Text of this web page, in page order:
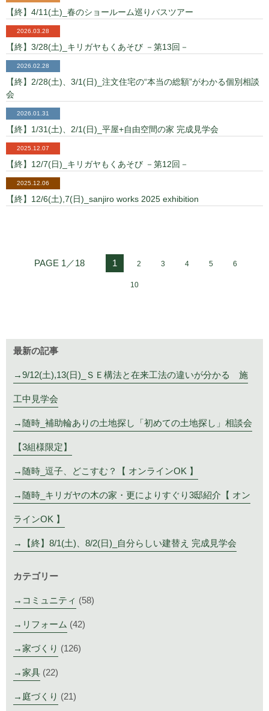
【終】4/11(土)_春のショールーム巡りバスツアー
2026.03.28
【終】3/28(土)_キリガヤもくあそび －第13回－
2026.02.28
【終】2/28(土)、3/1(日)_注文住宅の“本当の総額”がわかる個別相談
会
2026.01.31
【終】1/31(土)、2/1(日)_平屋+自由空間の家 完成見学会
2025.12.07
【終】12/7(日)_キリガヤもくあそび －第12回－
2025.12.06
【終】12/6(土),7(日)_sanjiro works 2025 exhibition
PAGE 1／18 1 2 3 4 5 6
10
最新の記事
9/12(土),13(日)_ＳＥ構法と在来工法の違いが分かる 施
工中見学会
随時_補助輪ありの土地探し「初めての土地探し」相談会
【3組様限定】
随時_逗子、どこすむ？【 オンラインOK 】
随時_キリガヤの木の家・更によりすぐり3邸紹介【 オン
ラインOK 】
【終】8/1(土)、8/2(日)_自分らしい建替え 完成見学会
カテゴリー
コミュニティ (58)
リフォーム (42)
家づくり (126)
家具 (22)
庭づくり (21)